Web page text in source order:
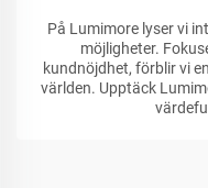
På Lumimore lyser vi
möjligheter.
kundnöjdhet, förblir vi
världen. Upptäck